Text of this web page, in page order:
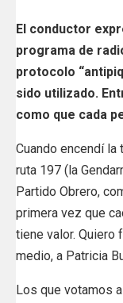
El conductor
programa de
protocolo
sido utilizado.
como que cada
Cuando encendí
ruta 197 (la
Partido Obrero,
primera vez que
tiene valor. Quiero
medio, a Patricia
Los que votamos